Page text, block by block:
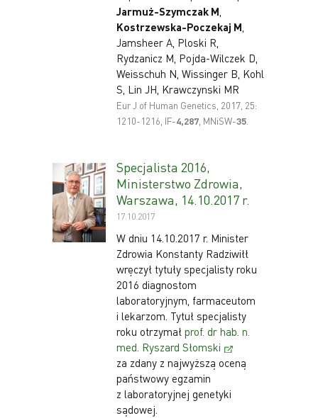
Jarmuż-Szymczak M
Kostrzewska-Poczekaj M
Jamsheer A, Ploski R,
Rydzanicz M, Pojda-Wilczek D,
Weisschuh N, Wissinger B, Kohl
S, Lin JH, Krawczynski MR
Eur J of Human Genetics, 2017, 25:
1210-1216, IF-4,287 , MNiSW-35
Specjalista 2016,
Ministerstwo Zdrowia,
Warszawa, 14.10.2017 r.
17.10.2017
W dniu 14.10.2017 r. Minister
Zdrowia Konstanty Radziwiłł
wręczył tytuły specjalisty roku
2016 diagnostom
laboratoryjnym, farmaceutom
i lekarzom. Tytuł specjalisty
roku otrzymał prof. dr hab. n.
med. Ryszard Słomski
za zdany z najwyższą oceną
państwowy egzamin
z laboratoryjnej genetyki
sądowej.